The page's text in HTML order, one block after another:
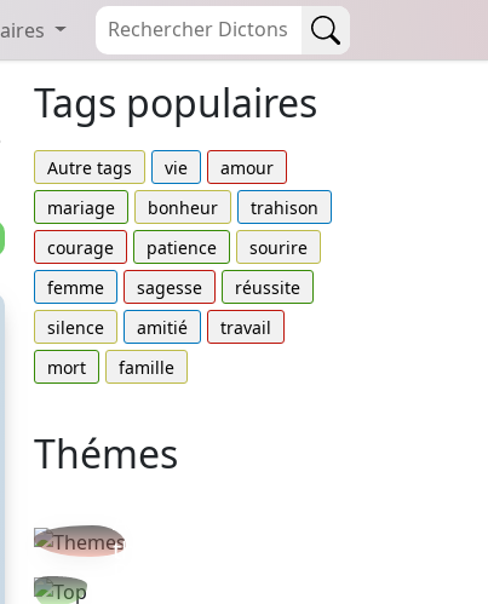
Tags populaires
Autre tags vie
amour
mariage
bonheur
trahison
courage
patience
sourire
femme
sagesse
réussite
silence
amitié
travail
mort
famille
Thémes
thèmes